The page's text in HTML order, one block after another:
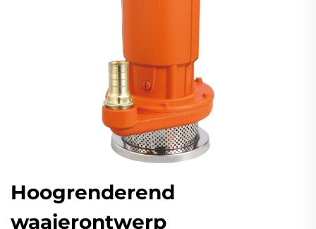
Hoogrenderend
waaierontwerp